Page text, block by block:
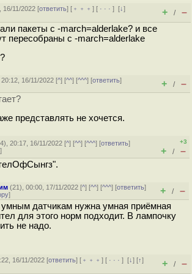
16/11/2022 [ответить] [ ﹢﹢﹢] [ · · ·][↓]
+ / –
пакеты с -march=alderlake? и все
пересобраны с -march=alderlake
20:12, 16/11/2022 [^] [^^] [^^^] [ответить]
+ / –
представлять не хочется.
4), 20:17, 16/11/2022 [^] [^^] [^^^] [ответить]
]
+3
+ / –
(21), 00:00, 17/11/2022 [^] [^^] [^^^] [ответить]
] + / –
датчикам нужна умная приёмная
для этого норм подходит. В лампочку
не надо.
16/11/2022 [ответить] [ ﹢﹢﹢] [ · · ·][↓] [↑]
+ / –